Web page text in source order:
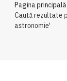
Pagina principală
Caută rezultate
astronomie'